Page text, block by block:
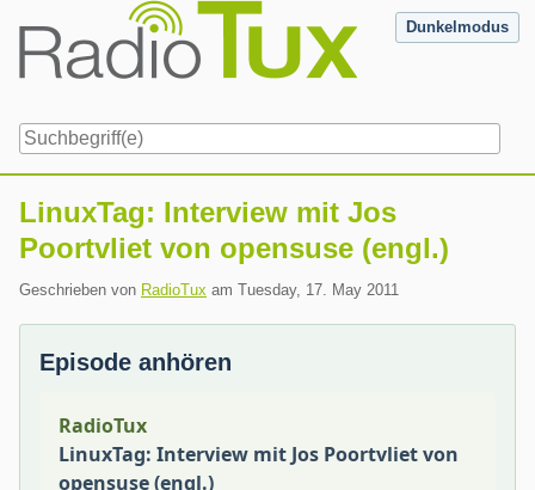
content
Dunkelmodus
LinuxTag: Interview mit Jos
Poortvliet von opensuse (engl.)
Geschrieben von RadioTux am Tuesday, 17. May 2011
Episode anhören